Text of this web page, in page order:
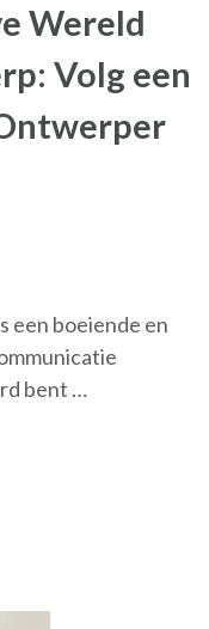
Wereld
Volg een
een boeiende en
bent …